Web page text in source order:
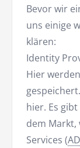
Bevor wir
uns einige
klären:
Identity
Hier
hier. Es
dem Markt,
Services (AD